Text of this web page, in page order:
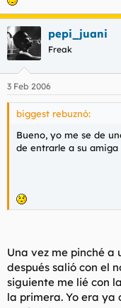
pepi_juani
Freak
3 Feb 2006
biggest rebuznó:
Bueno, yo me se de
de entrarle a su
Una vez me pinché
después salió con el
siguiente me lié con
la primera. Yo era